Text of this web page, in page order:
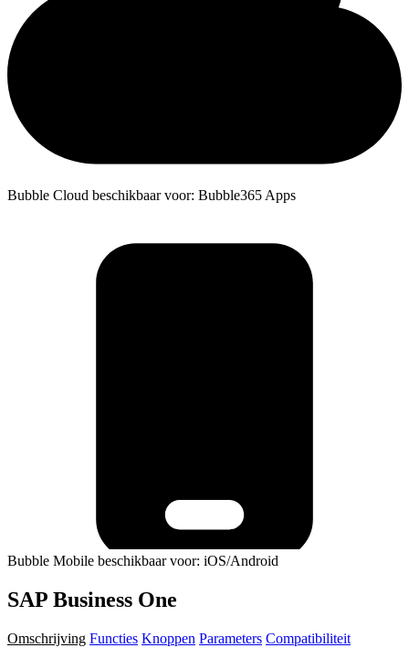
Bubble Cloud beschikbaar voor: Bubble365 Apps
Bubble Mobile beschikbaar voor: iOS/Android
SAP Business One
Omschrijving Functies Knoppen Parameters Compatibiliteit